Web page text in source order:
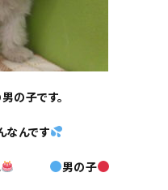
男の子です。
なんです
男の子